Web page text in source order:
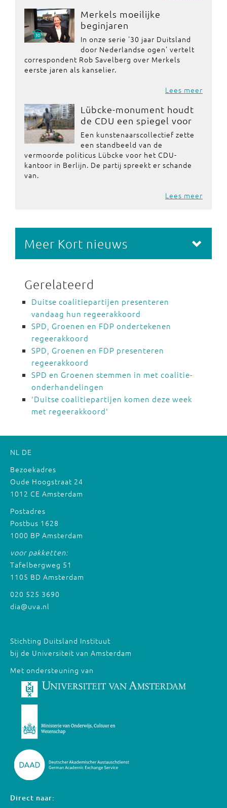
Merkels moeilijke
beginjaren
In onze serie '30 jaar Duitsland
door Nederlandse ogen' vertelt
correspondent Rob Savelberg over Merkels
eerste jaren als kanselier.
Lees meer
Lübcke-monument houdt
de CDU een spiegel voor
Een kunstenaarscollectief zette
een standbeeld van de
vermoorde politicus Lübcke voor het CDU-
kantoor in Berlijn. De partij spreekt er schande
van.
Lees meer
Meer Kort nieuws
Gerelateerd
Duitse coalitiepartijen presenteren
vandaag hun regeerakkoord
SPD, Groenen en FDP ondertekenen
regeerakkoord
SPD, Groenen en FDP presenteren
regeerakkoord
SPD en Groenen stemmen in met coalitie-
onderhandelingen
'Duitse coalitiepartijen komen deze week
met regeerakkoord'
NL DE
Bezoekadres
Oude Hoogstraat 24
1012 CE Amsterdam
Postadres
Postbus 1628
1000 BP Amsterdam
voor pakketten:
Tafelbergweg 51
1105 BD Amsterdam
020 525 3690
dia@uva.nl
Stichting Duitsland Instituut
bij de Universiteit van Amsterdam
Met ondersteuning van
Direct naar: